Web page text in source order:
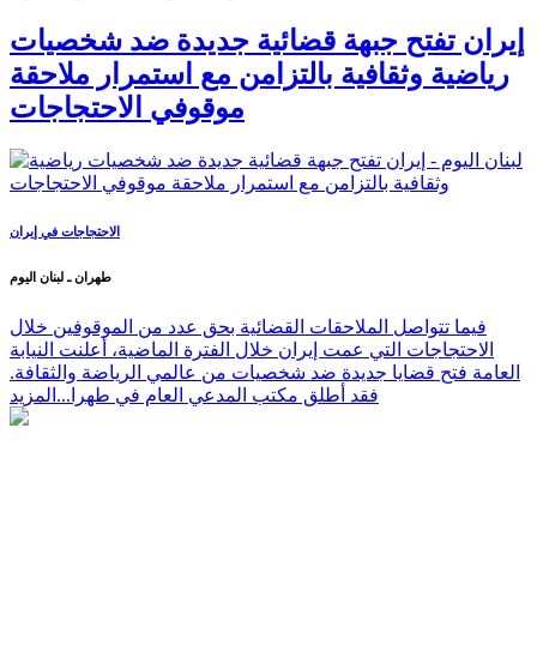
إيران تفتح جبهة قضائية جديدة ضد شخصيات
رياضية وثقافية بالتزامن مع استمرار ملاحقة
موقوفي الاحتجاجات
الاحتجاجات في إيران
طهران ـ لبنان اليوم
فيما تتواصل الملاحقات القضائية بحق عدد من الموقوفين خلال
الاحتجاجات التي عمت إيران خلال الفترة الماضية، أعلنت النيابة
العامة فتح قضايا جديدة ضد شخصيات من عالمي الرياضة والثقافة.
فقد أطلق مكتب المدعي العام في طهرا... المزيد